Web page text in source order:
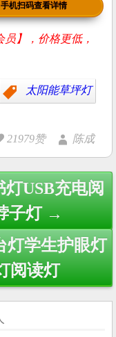
手机扫码查看详情
】，价格更低，
太阳能草坪灯
21979赞 陈成
USB充电阅
子灯 →
学生护眼灯
阅读灯